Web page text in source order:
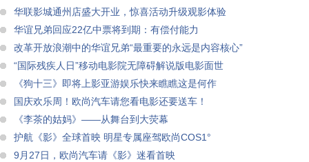
华联影城通州店盛大开业，惊喜活动升级观影体验
华谊兄弟回应22亿中票将到期：有偿付能力
改革开放浪潮中的华谊兄弟“最重要的永远是内容核心”
“国际残疾人日”移动电影院无障碍解说版电影面世
《狗十三》即将上影亚游娱乐快来瞧瞧这是何作
国庆欢乐周！欧尚汽车请您看电影还要送车！
《李茶的姑妈》——从舞台到大荧幕
护航《影》全球首映 明星专属座驾欧尚COS1°
9月27日，欧尚汽车请《影》迷看首映